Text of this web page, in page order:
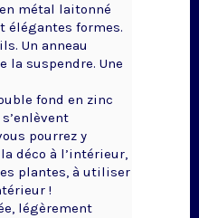
métal laitonné
élégantes formes.
Un anneau
la suspendre. Une
fond en zinc
pourrez y
déco à l’intérieur,
plantes, à utiliser
!
légèrement